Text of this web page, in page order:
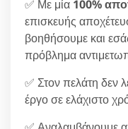
✅ Με μία 100%
επισκευής
βοηθήσουμε και
πρόβλημα
✅ Στον πελάτη δεν
έργο σε ελάχιστο